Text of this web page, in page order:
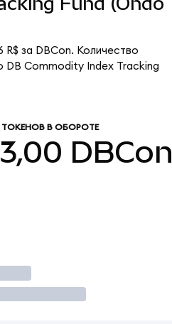
за DBCon. Количество
DB Commodity Index Tracking
В ОБОРОТЕ
DBCon